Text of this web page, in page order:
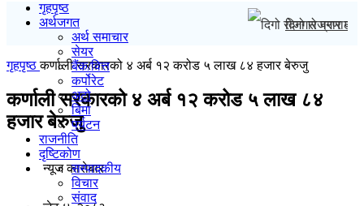
गृहपृष्ठ
अर्थजगत
अर्थ समाचार
सेयर
बैंक/वित्त
कर्पोरेट
अटो
बिमा
पर्यटन
राजनीति
दृष्टिकोण
सम्पादकीय
विचार
संवाद
दिगो रोजगार
गृहपृष्ठकर्णाली सरकारको ४ अर्ब १२ करोड ५ लाख ८४ हजार बेरुजु
कर्णाली सरकारको ४ अर्ब १२ करोड ५ लाख ८४
हजार बेरुजु
न्यूज काराेबार